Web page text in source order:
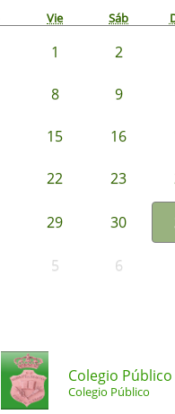
Vie Sáb
1 2
8 9
15 16
22 23
29 30
5 6
Colegio Público
Colegio Público